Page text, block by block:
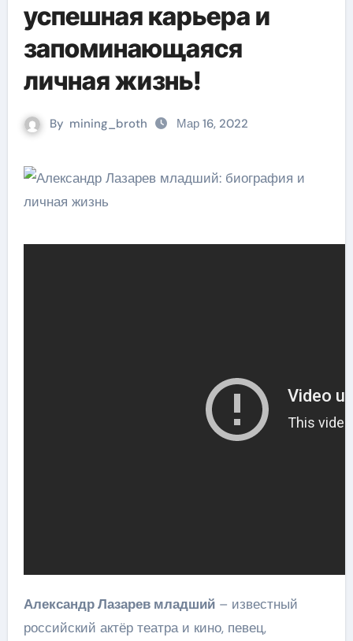
успешная карьера и
запоминающаяся
личная жизнь!
By mining_broth Мар 16, 2022
Александр Лазарев младший– известный
российский актёр театра и кино, певец,